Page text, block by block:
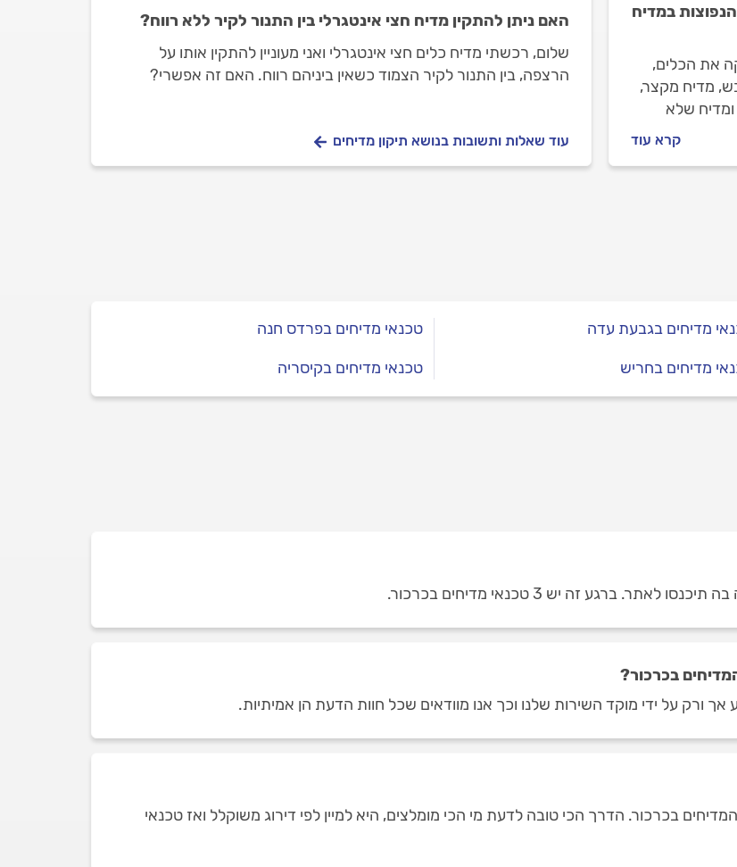
במדיח
את הכלים,
מדיח מקצר,
שלא
עושים לפני
מדיחים ואיך
קרא עוד
האם ניתן להתקין מדיח חצי אינטגרלי בין התנור לקיר ללא רווח?
שלום, רכשתי מדיח כלים חצי אינטגרלי ואני מעוניין להתקין אותו על
הרצפה, בין התנור לקיר הצמוד כשאין ביניהם רווח. האם זה אפשרי?
עוד שאלות ותשובות בנושא תיקון מדיחים
מדיחים בגבעת עדה
מדיחים בחריש
טכנאי מדיחים בפרדס חנה
טכנאי מדיחים בקיסריה
ברגע זה יש 3 טכנאי מדיחים בכרכור.
בכרכור?
ורק על ידי מוקד השירות שלנו וכך אנו מוודאים שכל חוות הדעת הן אמיתיות.
בכרכור. הדרך הכי טובה לדעת מי הכי מומלצים, היא למיין לפי דירוג משוקלל ואז טכנאי